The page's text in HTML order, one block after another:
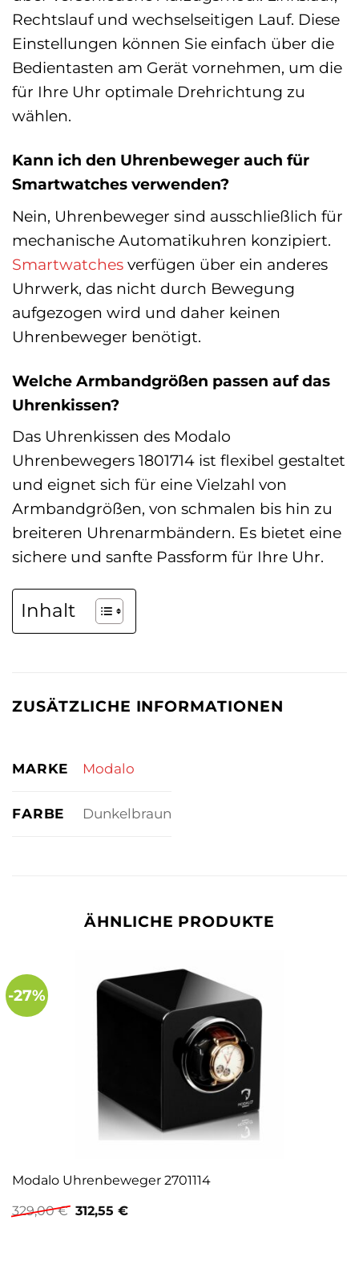
Rechtslauf und wechselseitigen Lauf. Diese
Einstellungen können Sie einfach über die
Bedientasten am Gerät vornehmen, um die
für Ihre Uhr optimale Drehrichtung zu
wählen.
Kann ich den Uhrenbeweger auch für
Smartwatches verwenden?
Nein, Uhrenbeweger sind ausschließlich für
mechanische Automatikuhren konzipiert.
Smartwatches verfügen über ein anderes
Uhrwerk, das nicht durch Bewegung
aufgezogen wird und daher keinen
Uhrenbeweger benötigt.
Welche Armbandgrößen passen auf das
Uhrenkissen?
Das Uhrenkissen des Modalo
Uhrenbewegers 1801714 ist flexibel gestaltet
und eignet sich für eine Vielzahl von
Armbandgrößen, von schmalen bis hin zu
breiteren Uhrenarmbändern. Es bietet eine
sichere und sanfte Passform für Ihre Uhr.
Inhalt
ZUSÄTZLICHE INFORMATIONEN
MARKE Modalo
FARBE Dunkelbraun
ÄHNLICHE PRODUKTE
-27%
Modalo Uhrenbeweger 2701114
329,00€ Ursprünglicher
Preis
312,55 €Aktueller